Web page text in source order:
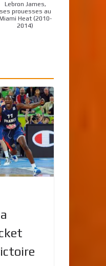
Lebron James,
ses prouesses au
Heat (2010-
2014)